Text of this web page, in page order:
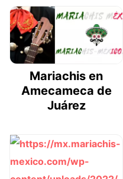
Mariachis en
Amecameca de
Juárez